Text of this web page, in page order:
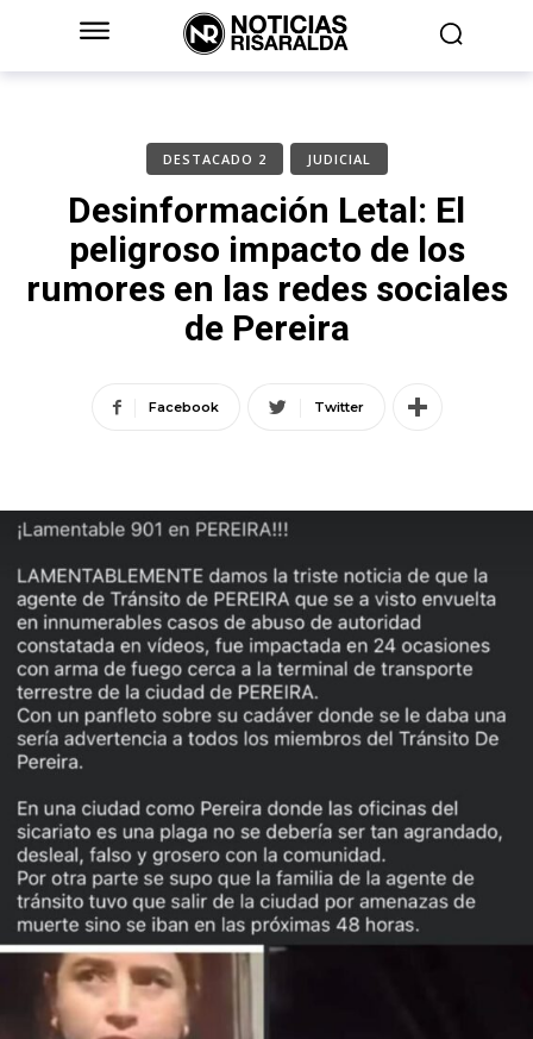
DESTACADO 2 JUDICIAL
Desinformación Letal: El
peligroso impacto de los
rumores en las redes sociales
de Pereira
Facebook Twitter